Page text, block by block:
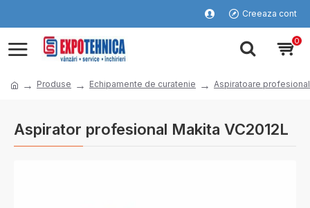
Creeaza cont
0
Produse Echipamente de curatenie Aspiratoare
Aspirator profesional Makita VC2012L